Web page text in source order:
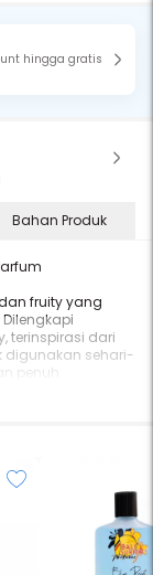
hingga gratis
Bahan Produk
fruity yang
terinspirasi dari
digunakan sehari-
penuh